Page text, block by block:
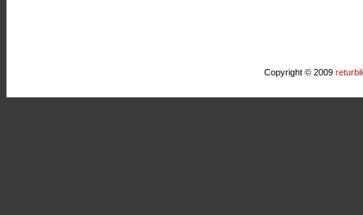
Copyright © 2009